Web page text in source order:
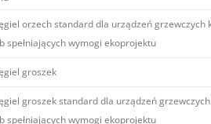
orzech standard dla urządzeń grzewczych
spełniających wymogi ekoprojektu
groszek
groszek standard dla urządzeń grzewczych
spełniających wymogi ekoprojektu